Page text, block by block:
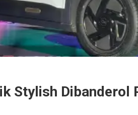
Stylish Dibanderol